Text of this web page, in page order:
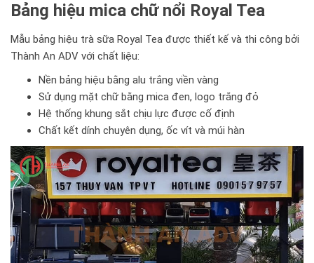
Bảng hiệu mica chữ nổi Royal Tea
Mẫu bảng hiệu trà sữa Royal Tea được thiết kế và thi công bởi
Thành An ADV với chất liệu:
Nền bảng hiệu bằng alu trắng viền vàng
Sử dụng mặt chữ bằng mica đen, logo trắng đỏ
Hệ thống khung sắt chịu lực được cố định
Chất kết dính chuyên dụng, ốc vít và múi hàn